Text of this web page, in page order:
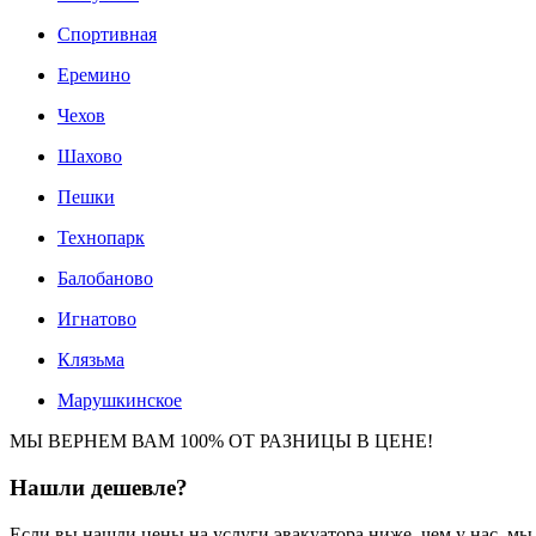
Спортивная
Еремино
Чехов
Шахово
Пешки
Технопарк
Балобаново
Игнатово
Клязьма
Марушкинское
МЫ ВЕРНЕМ ВАМ 100% ОТ РАЗНИЦЫ В ЦЕНЕ!
Нашли дешевле?